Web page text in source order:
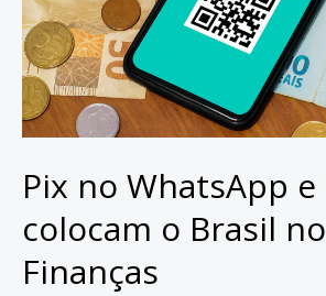
Pix no WhatsApp e
colocam o Brasil
Finanças